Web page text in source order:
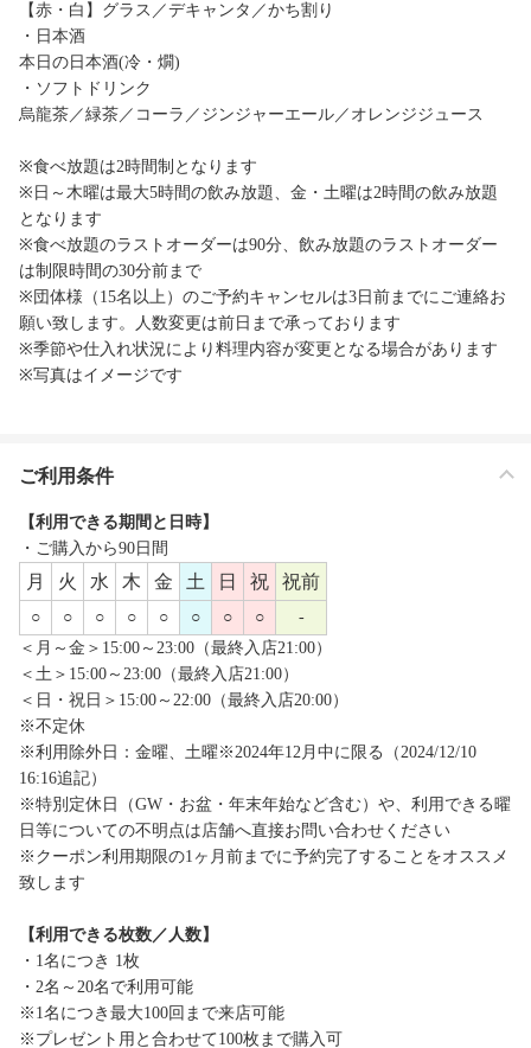
【赤・白】グラス／デキャンタ／かち割り
・日本酒
本日の日本酒(冷・燗)
・ソフトドリンク
烏龍茶／緑茶／コーラ／ジンジャーエール／オレンジジュース
※食べ放題は2時間制となります
※日～木曜は最大5時間の飲み放題、金・土曜は2時間の飲み放題
となります
※食べ放題のラストオーダーは90分、飲み放題のラストオーダー
は制限時間の30分前まで
※団体様（15名以上）のご予約キャンセルは3日前までにご連絡お
願い致します。人数変更は前日まで承っております
※季節や仕入れ状況により料理内容が変更となる場合があります
※写真はイメージです
ご利用条件
【利用できる期間と日時】
・ご購入から90日間
月 火 水 木 金 土 日 祝 祝前
○ ○ ○ ○ ○ ○ ○ ○
-
＜月～金＞15:00～23:00（最終入店21:00）
＜土＞15:00～23:00（最終入店21:00）
＜日・祝日＞15:00～22:00（最終入店20:00）
※不定休
※利用除外日：金曜、土曜※2024年12月中に限る（2024/12/10
16:16追記）
※特別定休日（GW・お盆・年末年始など含む）や、利用できる曜
日等についての不明点は店舗へ直接お問い合わせください
※クーポン利用期限の1ヶ月前までに予約完了することをオススメ
致します
【利用できる枚数／人数】
・1名につき 1枚
・2名～20名で利用可能
※1名につき最大100回まで来店可能
※プレゼント用と合わせて100枚まで購入可